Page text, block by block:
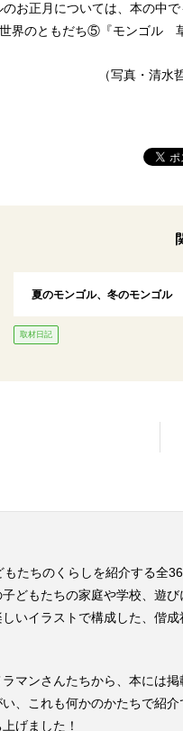
のお正月については、本の中
世界のともだち⑤『モンゴル
（写真・清
夏のモンゴル、冬のモンゴル
取材日記
もたちのくらしを紹介する全
どもたちの家庭や学校、遊
いイラストで構成した、偕
マンさんたちから、本には
い、これも何かのかたちで紹
げました！